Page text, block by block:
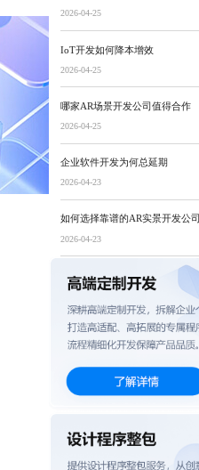
2026-04-25
IoT开发如何降本增效
2026-04-25
哪家AR场景开发公司值得合作
2026-04-25
企业软件开发为何总延期
2026-04-23
如何选择靠谱的AR实景开发公司
2026-04-23